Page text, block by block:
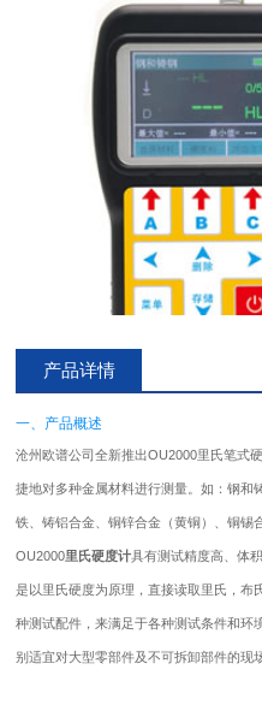
产品详情
一、产品概述
沧州欧谱公司全新推出OU2000里氏笔式
捷地对多种金属材料进行测量。如：钢和
铁、铸铝合金、铜锌合金（黄铜）、铜锡
OU2000里氏硬度计具有测试精度高、体
是以里氏硬度为原理，直接读取里氏，布
种测试配件，来满足于各种测试条件和环
别适宜对大型零部件及不可拆卸部件的现